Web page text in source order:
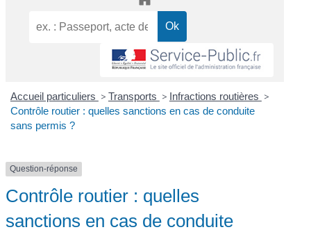
Accueil particuliers > Transports > Infractions routières >
Contrôle routier : quelles sanctions en cas de conduite
sans permis ?
Question-réponse
Contrôle routier : quelles
sanctions en cas de conduite